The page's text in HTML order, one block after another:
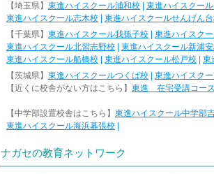
【埼玉県】 東進ハイスクール浦和校 東進ハイスクー
東進ハイスクール志木校
東進ハイスクールせんげん
【千葉県】 東進ハイスクール我孫子校 東進ハイスク
東進ハイスクール北習志野校
東進ハイスクール新浦
東進ハイスクール船橋校
東進ハイスクール松戸校 東
【茨城県】 東進ハイスクールつくば校 東進ハイスク
【近くに校舎がない方はこちら】 東進 在宅受講コース
【中学部設置校舎はこちら】 東進ハイスクール中学部
東進ハイスクール海浜幕張校
ナガセの教育ネットワーク